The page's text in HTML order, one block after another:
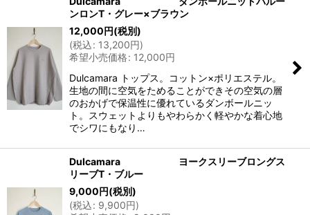
ンロンT・グレー×ブラウン
12,000円(税別)
(税込: 13,200円)
希望小売価格: 12,000円
Dulcamara トップス。コットン×ポリエステル。
生地の間に空気をためることができその空気の層
のおかげで保温性に優れているダンボールニッ
ト。スウェットよりもやわらかく軽やかな着心地
でシワにもなり…
Dulcamara ヨークスリーブロングス
リーブT・ブルー
9,000円(税別)
(税込: 9,900円)